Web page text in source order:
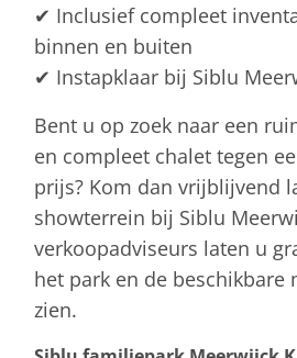
✔ Inclusief compleet
binnen en buiten
✔ Instapklaar bij Siblu
Bent u op zoek naar een
en compleet chalet tegen
prijs? Kom dan vrijblijvend
showterrein bij Siblu
verkoopadviseurs laten u
het park en de beschikbare
zien.